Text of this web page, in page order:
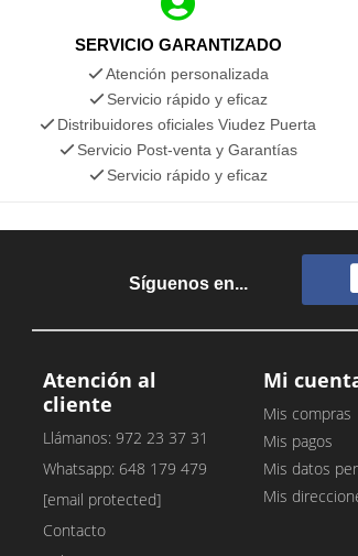
SERVICIO GARANTIZADO
Atención personalizada
Servicio rápido y eficaz
Distribuidores oficiales Viudez Puerta
Servicio Post-venta y Garantías
Servicio rápido y eficaz
Síguenos en...
Atención al
cliente
Llámanos: 972 23 37 31
Whatsapp: 648 179 479
[email protected]
Contacto
Mi
Mis compras
Mis pagos
Mis datos
Mis